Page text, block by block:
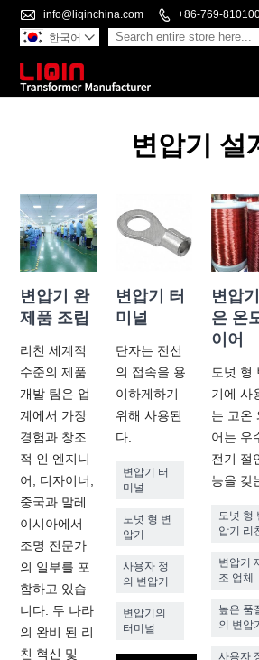
 info@liqinchina.com  +86-769-
한국어 
변압기 설
변압기 완
제품 조립
리친 세계적
수준의 제품
개발 팀은 업
계에서 가장
경험과 창조
적 인 엔지니
어, 디자이너,
중국과 말레
이시아에서
조명 전문가
의 일부를 포
함하고 있습
니다. 두 나라
의 완비 된 리
친 혁신 및
변압기 터
미널
단자는 전선
의 접속을 용
이하게하기
위해 사용된
다.
변압기 터
미널
도넛 형 변
압기
사용자 정
의 변압기
변압기의
터미널
변압
은 온
이어
도넛 형
기에 사
는 고온
어는 우
전기 절
능을 갖
도넛 형
압기 리
변압기
조 업체
높은 품
의 변압
사용자